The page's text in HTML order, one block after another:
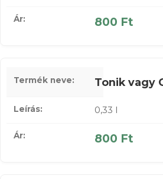
800 Ft
Tonik vagy
0,33 l
800 Ft